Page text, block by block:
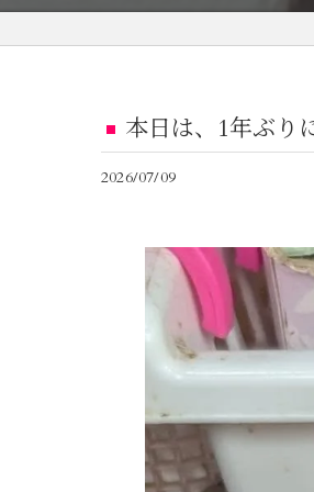
本日は、1年ぶり
2026/07/09